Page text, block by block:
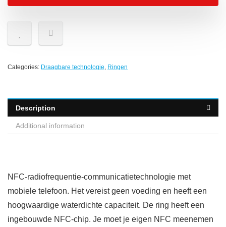
Categories: Draagbare technologie, Ringen
Description
Additional information
NFC-radiofrequentie-communicatietechnologie met
mobiele telefoon. Het vereist geen voeding en heeft een
hoogwaardige waterdichte capaciteit. De ring heeft een
ingebouwde NFC-chip. Je moet je eigen NFC meenemen